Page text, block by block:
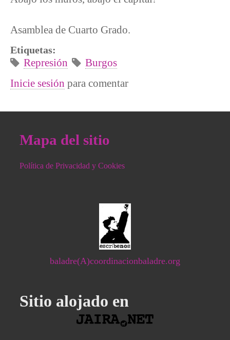
Asamblea de Cuarto Grado.
Etiquetas:
Represión
Burgos
Inicie sesión para comentar
Mapa del sitio
Política de Privacidad y Cookies
baladre(A)coordinacionbaladre.org
Sitio alojado en